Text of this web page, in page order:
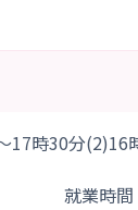
17時30分(2)16
間（２